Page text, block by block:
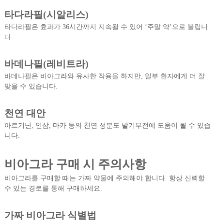
타다라필(시알리스)
타다라필은 효과가 36시간까지 지속될 수 있어 ‘주말 약’으로 불립니
다.
바데나필(레비트라)
바데나필은 비아그라와 유사한 작용을 하지만, 일부 환자에게 더 잘
맞을 수 있습니다.
천연 대안
아르기닌, 인삼, 마카 등의 천연 성분도 발기부전에 도움이 될 수 있습
니다.
비아그라 구매 시 주의사항
비아그라를 구매할 때는 가짜 약물에 주의해야 합니다. 항상 신뢰할
수 있는 경로를 통해 구매하세요.
가짜 비아그라 식별법